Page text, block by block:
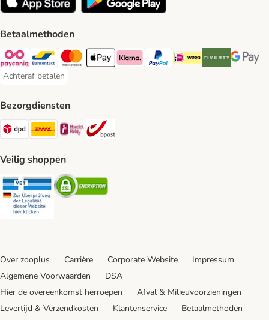
Betaalmethoden
Payconiq Payment Method
Bancontact Payment Method
Mastercard Payment Method
Apple Pay Payment Method
Klarna Payment Method
PayPal Payment Method
iDeal Payment Method
Riverty Payment
Google
Achteraf betalen
Achteraf betalen Payment Method
Bezorgdiensten
Dpd Shipping Method
DHL Shipping Method
Mondial Relay Shipping Method
Veilig shoppen
Security Security
Over zooplus Carrière Corporate Website
Impressum
Algemene Voorwaarden
DSA
Hier de overeenkomst herroepen
Afval & Milieuvoorzieningen
Levertijd & Verzendkosten
Klantenservice
Betaalmethoden